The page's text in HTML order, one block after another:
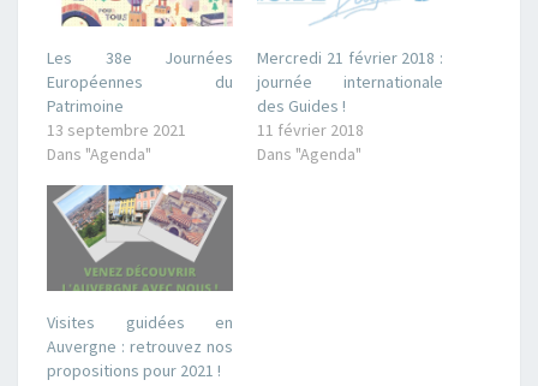
Les 38e Journées
Européennes du
Patrimoine
13 septembre 2021
Dans "Agenda"
Mercredi 21 février 2018 :
journée internationale
des Guides !
11 février 2018
Dans "Agenda"
Visites guidées en
Auvergne : retrouvez nos
propositions pour 2021 !